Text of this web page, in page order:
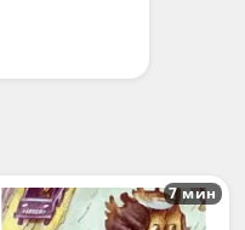
7 мин